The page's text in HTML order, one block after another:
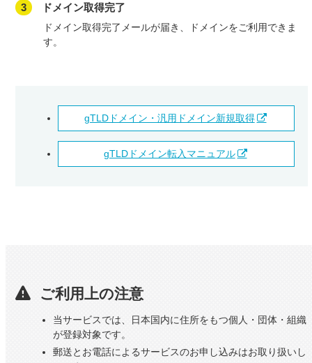
3 ドメイン取得完了
ドメイン取得完了メールが届き、ドメインをご利用できま
す。
gTLDドメイン・汎用ドメイン新規取得
gTLDドメイン転入マニュアル
ご利用上の注意
当サービスでは、日本国内に住所をもつ個人・団体・組織
が登録対象です。
郵送とお電話によるサービスのお申し込みはお取り扱いし